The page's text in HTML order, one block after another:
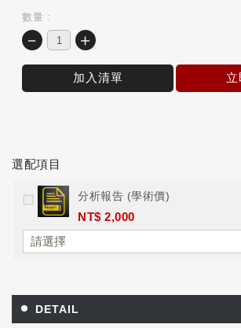
數量 :
－ ＋
加入清單
選配項目
分析報告 (學術價)
NT$ 2,000
DETAIL